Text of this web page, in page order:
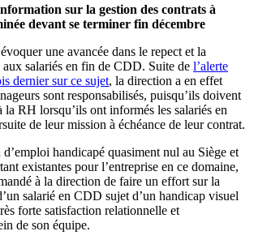
sur la gestion des contrats à
devant se terminer fin décembre
une avancée dans le repect et la
salariés en fin de CDD. Suite de l’alerte
dernier sur ce sujet, la direction a en effet
sont responsabilisés, puisqu’ils doivent
la RH lorsqu’ils ont informés les salariés en
de leur mission à échéance de leur contrat.
handicapé quasiment nul au Siège et
existantes pour l’entreprise en ce domaine,
à la direction de faire un effort sur la
salarié en CDD sujet d’un handicap visuel
forte satisfaction relationnelle et
de son équipe.